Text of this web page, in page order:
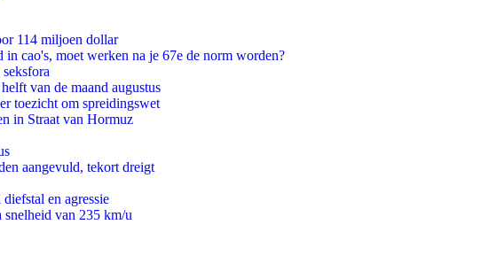
114 miljoen dollar
cao's, moet werken na je 67e de norm worden?
van de maand augustus
toezicht om spreidingswet
in Straat van Hormuz
aangevuld, tekort dreigt
en agressie
van 235 km/u